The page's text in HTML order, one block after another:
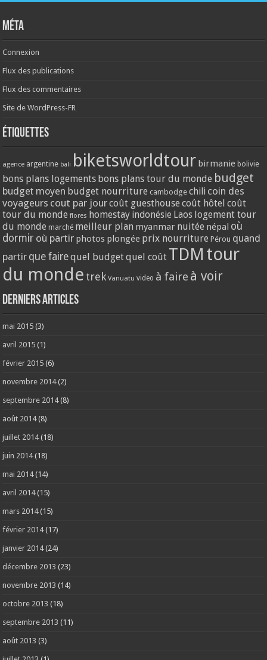
Méta
Connexion
Flux des publications
Flux des commentaires
Site de WordPress-FR
Étiquettes
agence argentine bali biketsworldtour birmanie bolivie
bons plans logements bons plans tour du monde budget
budget moyen budget nourriture cambodge chili coin des
voyageurs cout par jourcoût guesthouse coût hôtel coût
tour du monde flores homestay indonésie Laos logement tour
du monde marché meilleur plan myanmar nuitée népal où
dormir où partir photos plongée prix nourriture Pérou quand
partir que fairequel budgetquel coût TDM tour
du monde trek Vanuatu video à faire à voir
Derniers articles
mai 2015 (3)
avril 2015 (1)
février 2015 (6)
novembre 2014(2)
septembre 2014(8)
août 2014(8)
juillet 2014(18)
juin 2014(18)
mai 2014(14)
avril 2014(15)
mars 2014(15)
février 2014(17)
janvier 2014(24)
décembre 2013 (23)
novembre 2013 (14)
octobre 2013 (18)
septembre 2013 (11)
août 2013 (3)